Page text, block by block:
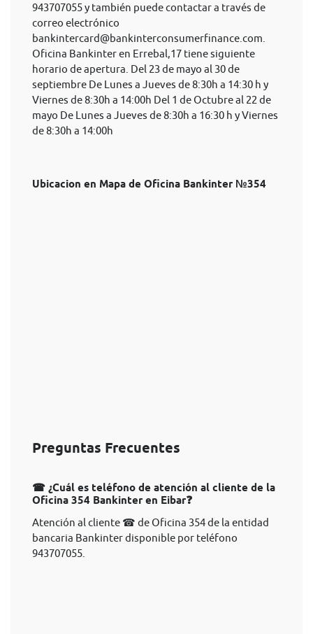
943707055 y también puede contactar a través de
correo electrónico
bankintercard@bankinterconsumerfinance.com
Oficina Bankinter en Errebal,17 tiene siguiente
horario de apertura. Del 23 de mayo al 30 de
septiembre De Lunes a Jueves de 8:30h a 14:30 h y
Viernes de 8:30h a 14:00h Del 1 de Octubre al 22 de
mayo De Lunes a Jueves de 8:30h a 16:30 h y Viernes
de 8:30h a 14:00h
Ubicacion en Mapa de Oficina Bankinter №354
Preguntas Frecuentes
☎ ¿Cuál es teléfono de atención al cliente de la
Oficina 354 Bankinter en Eibar❓
Atención al cliente ☎ de Oficina 354 de la entidad
bancaria Bankinter disponible por teléfono
943707055.